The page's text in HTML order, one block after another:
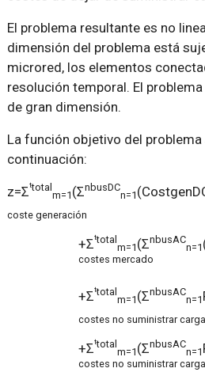
El problema resultante es no
dimensión del problema está
microred, los elementos
resolución temporal. El
de gran dimensión.
La función objetivo del problema
continuación:
z=Σttotal
m=1 (ΣnbusDC
n=1
coste generación
+Σttotal
m=1 (ΣnbusAC
n=1
costes mercado
+Σttotal
m=1 (ΣnbusAC
n=1
costes no suministrar
+Σttotal
m=1 (ΣnbusAC
n=1
costes no suministrar